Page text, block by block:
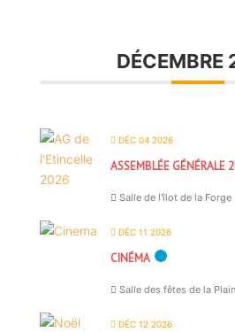
DÉCEMBRE
DÉC 04 2026
ASSEMBLÉE GÉNÉRALE
Salle de l'îlot de la Forge
DÉC 11 2026
CINÉMA
Salle des fêtes de la
DÉC 12 2026